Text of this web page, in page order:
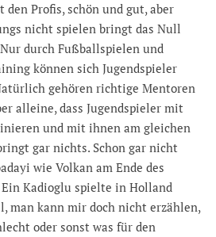
Profis, schön und gut, aber
nicht spielen bringt das Null
durch Fußballspielen und
können sich Jugendspieler
gehören richtige Mentoren
alleine, dass Jugendspieler mit
und mit ihnen am gleichen
gar nichts. Schon gar nicht
wie Volkan am Ende des
Kadioglu spielte in Holland
man kann mir doch nicht erzählen,
oder sonst was für den